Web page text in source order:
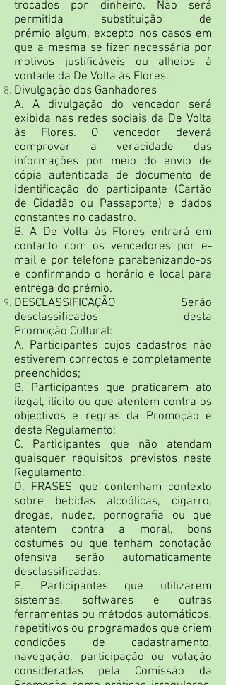
trocados por dinheiro. Não será
permitida substituição de
prémio algum, excepto nos casos em
que a mesma se fizer necessária por
motivos justificáveis ou alheios à
vontade da De Volta às Flores.
Divulgação dos Ganhadores
A. A divulgação do vencedor será
exibida nas redes sociais da De Volta
às Flores. O vencedor deverá
comprovar a veracidade das
informações por meio do envio de
cópia autenticada de documento de
identificação do participante (Cartão
de Cidadão ou Passaporte) e dados
constantes no cadastro.
B. A De Volta às Flores entrará em
contacto com os vencedores por e-
mail e por telefone parabenizando-os
e confirmando o horário e local para
entrega do prémio.
DESCLASSIFICAÇÃO Serão
desclassificados desta
Promoção Cultural:
A. Participantes cujos cadastros não
estiverem correctos e completamente
preenchidos;
B. Participantes que praticarem ato
ilegal, ilícito ou que atentem contra os
objectivos e regras da Promoção e
deste Regulamento;
C. Participantes que não atendam
quaisquer requisitos previstos neste
Regulamento.
D. FRASES que contenham contexto
sobre bebidas alcoólicas, cigarro,
drogas, nudez, pornografia ou que
atentem contra a moral, bons
costumes ou que tenham conotação
ofensiva serão automaticamente
desclassificadas.
E. Participantes que utilizarem
sistemas, softwares e outras
ferramentas ou métodos automáticos,
repetitivos ou programados que criem
condições de cadastramento,
navegação, participação ou votação
consideradas pela Comissão da